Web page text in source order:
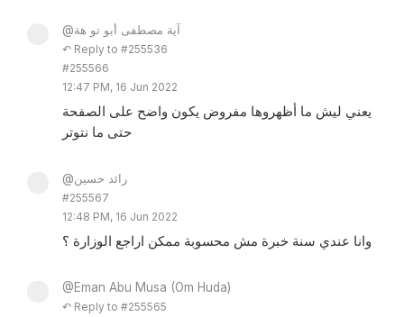
@آية مصطفى أبو تو هة
↶ Reply to #255536
#255566
12:47 PM, 16 Jun 2022
يعني ليش ما أظهروها مفروض يكون واضح على الصفحة
حتى ما نتوتر
@رائد حسين
#255567
12:48 PM, 16 Jun 2022
وانا عندي سنة خبرة مش محسوبة ممكن اراجع الوزارة ؟
@Eman Abu Musa (Om Huda)
↶ Reply to #255565